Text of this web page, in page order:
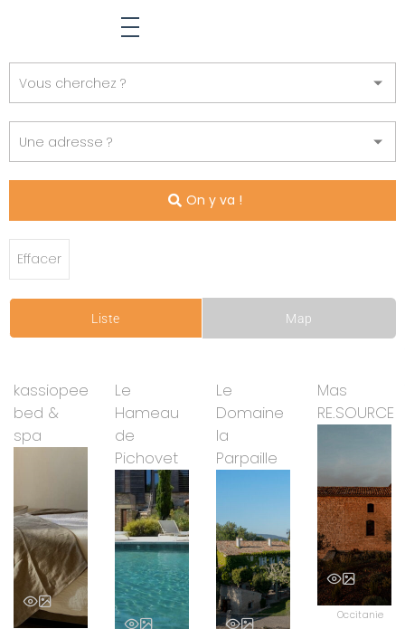
On y va !
Effacer
Liste Map
kassiopee
bed &
spa
Le
Hameau
de
Pichovet
Le
Domaine
la
Parpaille
Mas
RE.SOURCE
Occitanie